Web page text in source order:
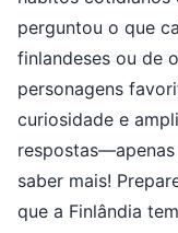
perguntou o que
finlandeses ou de
personagens
curiosidade e
saber mais!
que a Finlândia